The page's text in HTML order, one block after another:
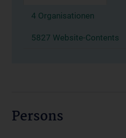
4 Organisationen
5827 Website-Contents
Persons